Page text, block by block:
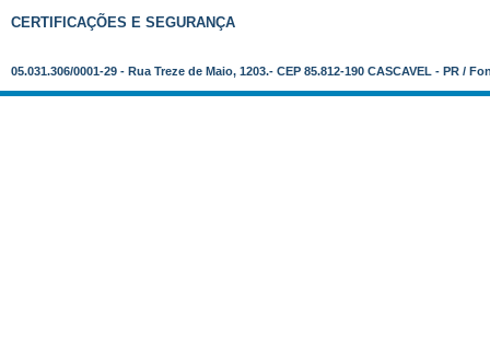
CERTIFICAÇÕES E SEGURANÇA
05.031.306/0001-29 - Rua Treze de Maio, 1203.- CEP 85.812-190 CASCAVEL - PR /